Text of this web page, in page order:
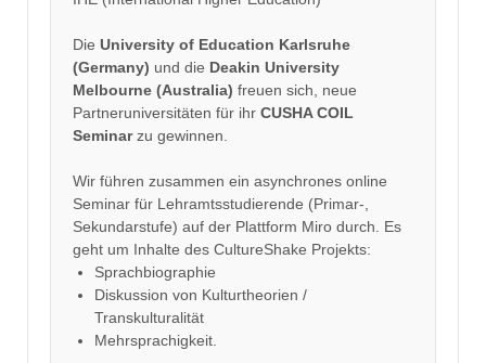
Die University of Education Karlsruhe
(Germany) und die Deakin University
Melbourne (Australia) freuen sich, neue
Partneruniversitäten für ihr CUSHA COIL
Seminarzu gewinnen.
Wir führen zusammen ein asynchrones online
Seminar für Lehramtsstudierende (Primar-,
Sekundarstufe) auf der Plattform Miro durch. Es
geht um Inhalte des CultureShake Projekts:
Sprachbiographie
Diskussion von Kulturtheorien /
Transkulturalität
Mehrsprachigkeit.